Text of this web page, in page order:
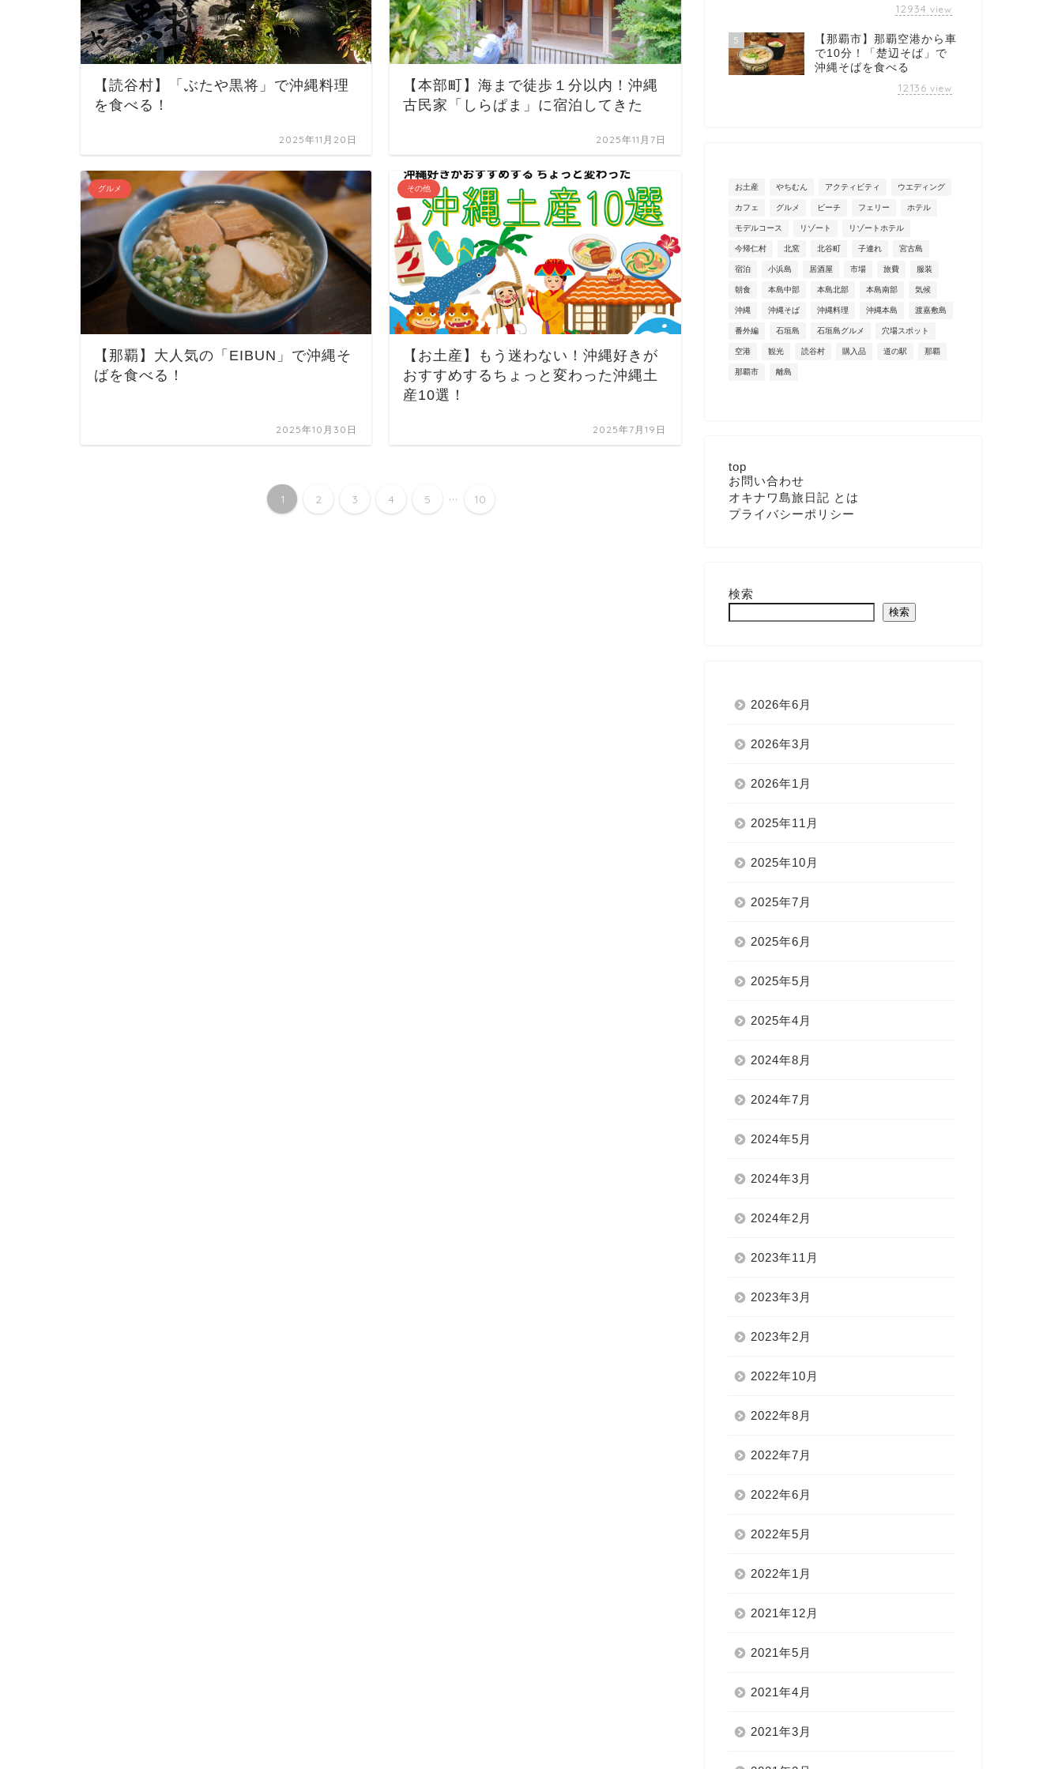
【読谷村】「ぶたや黒将」で沖縄料理
を食べる！
2025年11月20日
【本部町】海まで徒歩１分以内！沖縄
古民家「しらぱま」に宿泊してきた
2025年11月7日
グルメ
【那覇】大人気の「EIBUN」で沖縄そ
ばを食べる！
2025年10月30日
その他
【お土産】もう迷わない！沖縄好きが
おすすめするちょっと変わった沖縄土
産10選！
2025年7月19日
1 2 3 4 5 ... 10
12934 view
5
【那覇市】那覇空港から車
で10分！「楚辺そば」で
沖縄そばを食べる
12136 view
お土産 やちむん アクティビティ ウエディング
カフェ グルメ ビーチ フェリー ホテル
モデルコース リゾート リゾートホテル
今帰仁村 北窯 北谷町 子連れ 宮古島
宿泊 小浜島 居酒屋 市場 旅費 服装
朝食 本島中部 本島北部 本島南部 気候
沖縄 沖縄そば 沖縄料理 沖縄本島 渡嘉敷島
番外編 石垣島 石垣島グルメ 穴場スポット
空港 観光 読谷村 購入品 道の駅 那覇
那覇市 離島
top
お問い合わせ
オキナワ島旅日記 とは
プライバシーポリシー
検索
検索
2026年6月
2026年3月
2026年1月
2025年11月
2025年10月
2025年7月
2025年6月
2025年5月
2025年4月
2024年8月
2024年7月
2024年5月
2024年3月
2024年2月
2023年11月
2023年3月
2023年2月
2022年10月
2022年8月
2022年7月
2022年6月
2022年5月
2022年1月
2021年12月
2021年5月
2021年4月
2021年3月